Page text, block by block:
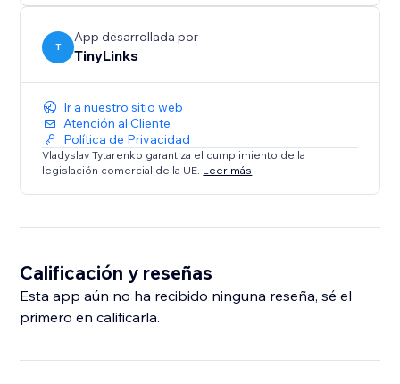
T
App desarrollada por
TinyLinks
Ir a nuestro sitio web
Atención al Cliente
Política de Privacidad
Vladyslav Tytarenko garantiza el cumplimiento de la
legislación comercial de la UE. Leer más
Calificación y reseñas
Esta app aún no ha recibido ninguna reseña, sé el
primero en calificarla.